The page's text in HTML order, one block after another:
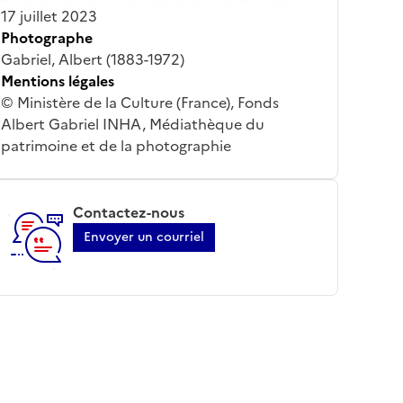
17 juillet 2023
Photographe
Gabriel, Albert (1883-1972)
Mentions légales
© Ministère de la Culture (France), Fonds
Albert Gabriel INHA, Médiathèque du
patrimoine et de la photographie
Contactez-nous
Envoyer un courriel